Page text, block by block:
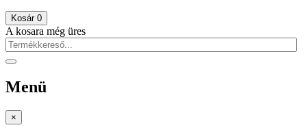
Kosár 0
A kosara még üres
Menü
×